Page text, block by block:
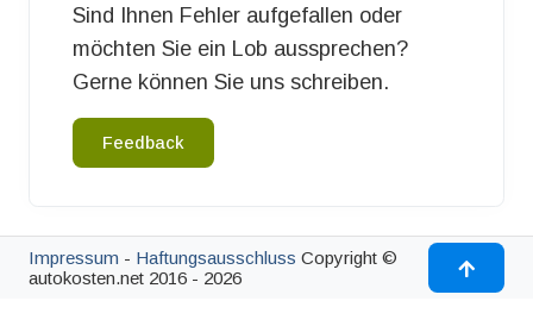
Sind Ihnen Fehler aufgefallen oder
möchten Sie ein Lob aussprechen?
Gerne können Sie uns schreiben.
Feedback
Impressum - Haftungsausschluss Copyright ©
autokosten.net 2016 - 2026